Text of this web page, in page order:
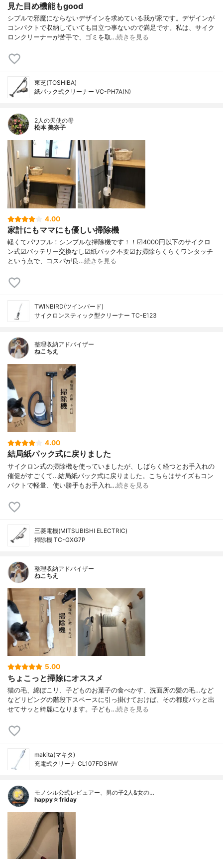
見た目め機能もgood
シプルで邪魔にならないデザインを求めている我が家です。デザインが
コンパクトで収納していても目立つ事ないので満足です。私は、サイク
ロンクリーナーが苦手で、ゴミを取…続きを見る
東芝(TOSHIBA)
紙パック式クリーナー VC-PH7A(N)
2人の天使の母
松本 美奈子
4.00
家計にもママにも優しい掃除機
軽くてパワフル！シンプルな掃除機です！！☑︎4000円以下のサイクロ
ン式☑︎バッテリー交換なし☑︎紙パック不要☑︎お掃除らくらくワンタッチ
という点で、コスパが良…続きを見る
TWINBIRD(ツインバード)
サイクロンスティック型クリーナー TC-E123
整理収納アドバイザー
ねこちえ
4.00
結局紙パック式に戻りました
サイクロン式の掃除機を使っていましたが、しばらく経つとお手入れの
催促がすごくて…結局紙パック式に戻りました。こちらはサイズもコン
パクトで軽量、使い勝手もお手入れ…続きを見る
三菱電機(MITSUBISHI ELECTRIC)
掃除機 TC-GXG7P
整理収納アドバイザー
ねこちえ
5.00
ちょこっと掃除にオススメ
猫の毛、綿ぼこリ、子どものお菓子の食べかす、洗面所の髪の毛…など
などリビングの階段下スペースに引っ掛けておけば、その都度パッと出
せてサッと綺麗になります。子ども…続きを見る
makita(マキタ)
充電式クリーナ CL107FDSHW
モノシル公式レビュアー、男の子2人&女の…
happy☆friday